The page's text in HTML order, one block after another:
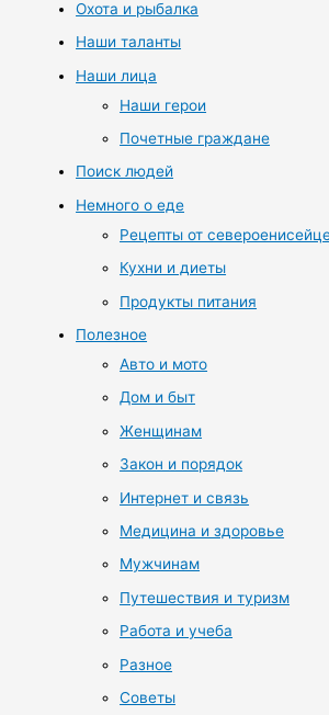
Охота и рыбалка
Наши таланты
Наши лица
Наши герои
Почетные граждане
Поиск людей
Немного о еде
Рецепты от
Кухни и диеты
Продукты питания
Полезное
Авто и мото
Дом и быт
Женщинам
Закон и порядок
Интернет и связь
Медицина и здоровье
Мужчинам
Путешествия и туризм
Работа и учеба
Разное
Советы